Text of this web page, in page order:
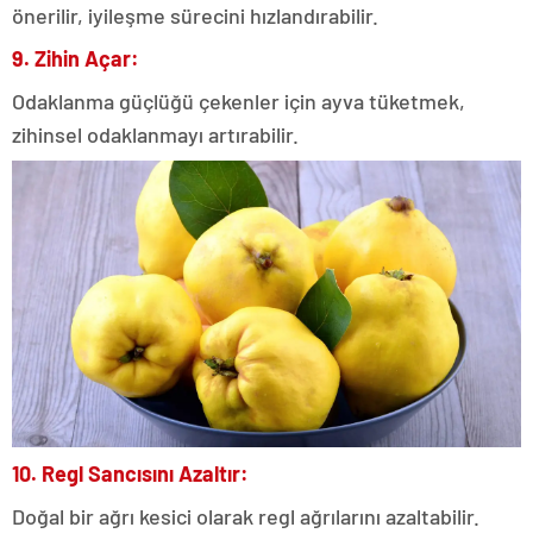
önerilir, iyileşme sürecini hızlandırabilir.
9. Zihin Açar:
Odaklanma güçlüğü çekenler için ayva tüketmek,
zihinsel odaklanmayı artırabilir.
10. Regl Sancısını Azaltır:
Doğal bir ağrı kesici olarak regl ağrılarını azaltabilir.